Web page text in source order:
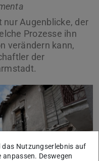
Augenblicke, der
Prozesse ihn
verändern kann,
der
Nutzungserlebnis auf
Deswegen